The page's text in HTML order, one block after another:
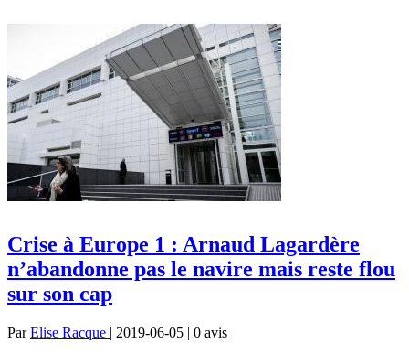
Crise à Europe 1 : Arnaud Lagardère
n’abandonne pas le navire mais reste flou
sur son cap
ParElise Racque | 2019-06-05 | 0 avis